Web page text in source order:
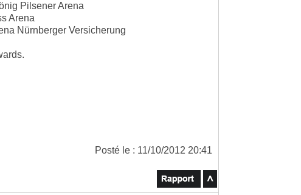
Pilsener Arena
Arena
Nürnberger Versicherung
Posté le : 11/10/2012 20:41